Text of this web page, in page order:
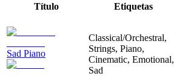
Título Etiquetas
Sad Piano
Classical/Orchestral,
Strings, Piano,
Cinematic, Emotional,
Sad